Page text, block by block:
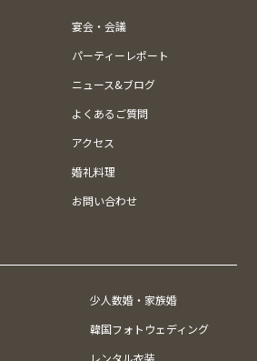
宴会・会議
パーティーレポート
ニュース&ブログ
よくあるご質問
アクセス
婚礼料理
お問い合わせ
少人数婚・家族婚
韓国フォトウェディング